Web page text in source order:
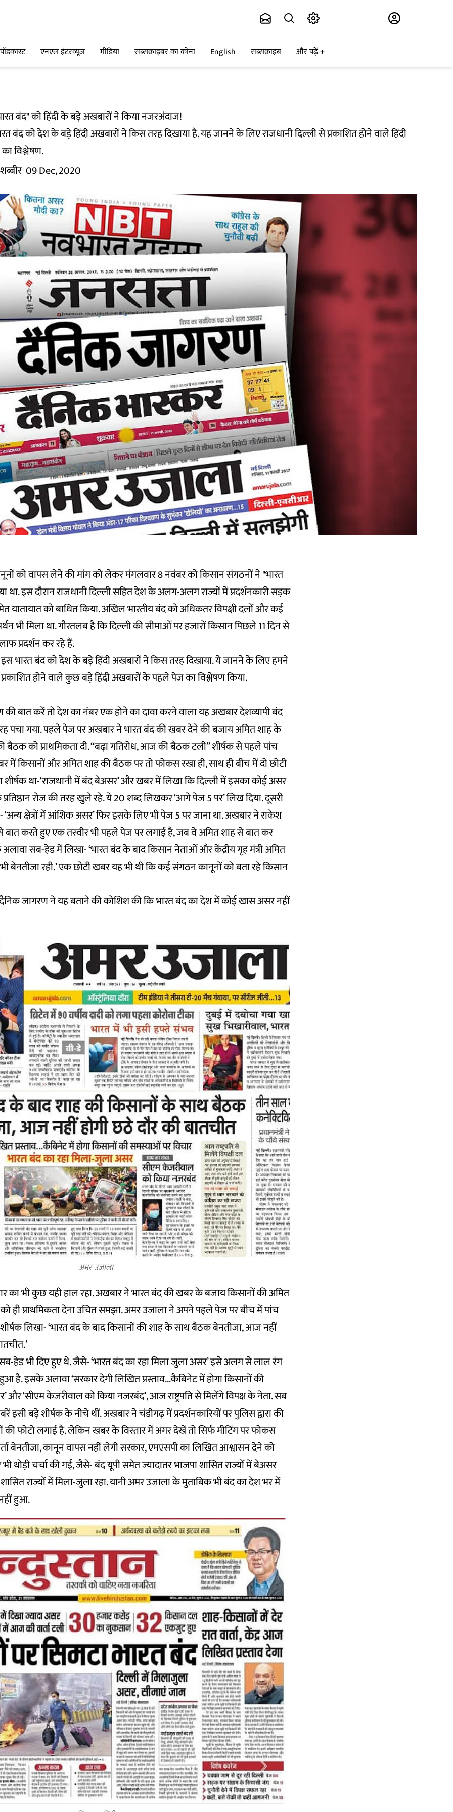
पॉडकास्ट एनएल इंटरव्यूज मीडिया सब्सक्राइबर का कोना English सब्सक्राइब और पढ़ें
बंद" को हिंदी के बड़े अखबारों ने किया नजरअंदाज!
बंद को देश के बड़े हिंदी अखबारों ने किस तरह दिखाया है. यह जानने के लिए राजधानी दिल्ली से प्रकाशित होने वाले हिंदी
विश्लेषण.
09 Dec, 2020
को वापस लेने की मांग को लेकर मंगलवार 8 नवंबर को किसान संगठनों ने "भारत
था. इस दौरान राजधानी दिल्ली सहित देश के अलग-अलग राज्यों में प्रदर्शनकारी सड़क
यातायात को बाधित किया. अखिल भारतीय बंद को अधिकतर विपक्षी दलों और कई
भी मिला था. गौरतलब है कि दिल्ली की सीमाओं पर हजारों किसान पिछले 11 दिन से
प्रदर्शन कर रहे हैं.
भारत बंद को देश के बड़े हिंदी अखबारों ने किस तरह दिखाया. ये जानने के लिए हमने
होने वाले कुछ बड़े हिंदी अखबारों के पहले पेज का विश्लेषण किया.
बात करें तो देश का नंबर एक होने का दावा करने वाला यह अखबार देशव्यापी बंद
पचा गया. पहले पेज पर अखबार ने भारत बंद की खबर देने की बजाय अमित शाह के
बैठक को प्राथमिकता दी. “बढ़ा गतिरोध, आज की बैठक टली” शीर्षक से पहले पांच
में किसानों और अमित शाह की बैठक पर तो फोकस रखा ही, साथ ही बीच में दो छोटी
शीर्षक था-‘राजधानी में बंद बेअसर’ और खबर में लिखा कि दिल्ली में इसका कोई असर
प्रतिष्ठान रोज की तरह खुले रहे. ये 20 शब्द लिखकर ‘आगे पेज 5 पर’ लिख दिया. दूसरी
‘अन्य क्षेत्रों में आंशिक असर’ फिर इसके लिए भी पेज 5 पर जाना था. अखबार ने राकेश
बात करते हुए एक तस्वीर भी पहले पेज पर लगाई है, जब वे अमित शाह से बात कर
सब-हेड में लिखा- ‘भारत बंद के बाद किसान नेताओं और केंद्रीय गृह मंत्री अमित
बेनतीजा रही.’ एक छोटी खबर यह भी थी कि कई संगठन कानूनों को बता रहे किसान
जागरण ने यह बताने की कोशिश की कि भारत बंद का देश में कोई खास असर नहीं
अमर उजाला
का भी कुछ यही हाल रहा. अखबार ने भारत बंद की खबर के बजाय किसानों की अमित
ही प्राथमिकता देना उचित समझा. अमर उजाला ने अपने पहले पेज पर बीच में पांच
लिखा- ‘भारत बंद के बाद किसानों की शाह के साथ बैठक बेनतीजा, आज नहीं
हेड भी दिए हुए थे. जैसे- ‘भारत बंद का रहा मिला जुला असर’ इसे अलग से लाल रंग
है. इसके अलावा ‘सरकार देगी लिखित प्रस्ताव...कैबिनेट में होगा किसानों की
और ‘सीएम केजरीवाल को किया नजरबंद’, आज राष्ट्रपति से मिलेंगे विपक्ष के नेता. सब
बड़े शीर्षक के नीचे थीं. अखबार ने चंडीगढ़ में प्रदर्शनकारियों पर पुलिस द्वारा की
की फोटो लगाई है. लेकिन खबर के विस्तार में अगर देखें तो सिर्फ मीटिंग पर फोकस
बेनतीजा, कानून वापस नहीं लेगी सरकार, एमएसपी का लिखित आश्वासन देने को
थोड़ी चर्चा की गई, जैसे- बंद यूपी समेत ज्यादातर भाजपा शासित राज्यों में बेअसर
शासित राज्यों में मिला-जुला रहा. यानी अमर उजाला के मुताबिक भी बंद का देश भर में
हुआ.